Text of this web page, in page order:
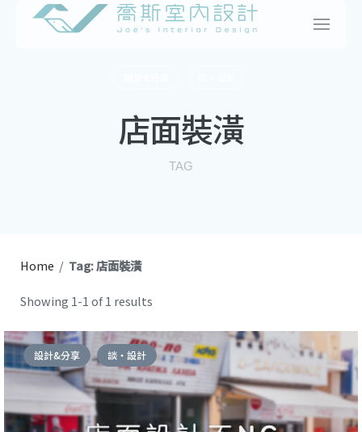
店面裝潢
TAG
Home / Tag: 店面裝潢
Showing 1-1 of 1 results
設計&分享 談・設計